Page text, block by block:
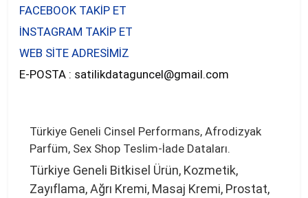
FACEBOOK TAKİP ET
İNSTAGRAM TAKİP ET
WEB SİTE ADRESİMİZ
E-POSTA : satilikdataguncel@gmail.com
Türkiye Geneli Cinsel Performans, Afrodizyak
Parfüm, Sex Shop Teslim-İade Dataları.
Türkiye Geneli Bitkisel Ürün, Kozmetik,
Zayıflama, Ağrı Kremi, Masaj Kremi, Prostat,